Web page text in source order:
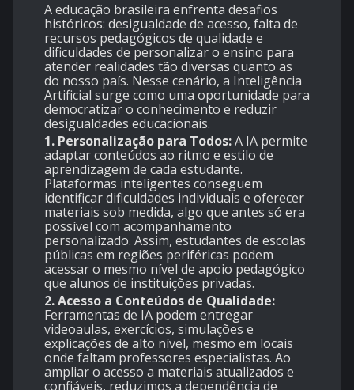
A educação brasileira enfrenta desafios
históricos: desigualdade de acesso, falta de
recursos pedagógicos de qualidade e
dificuldades de personalizar o ensino para
atender realidades tão diversas quanto as
do nosso país. Nesse cenário, a Inteligência
Artificial surge como uma oportunidade para
democratizar o conhecimento e reduzir
desigualdades educacionais.
1. Personalização para Todos:A IA permite
adaptar conteúdos ao ritmo e estilo de
aprendizagem de cada estudante.
Plataformas inteligentes conseguem
identificar dificuldades individuais e oferecer
materiais sob medida, algo que antes só era
possível com acompanhamento
personalizado. Assim, estudantes de escolas
públicas em regiões periféricas podem
acessar o mesmo nível de apoio pedagógico
que alunos de instituições privadas.
2. Acesso a Conteúdos de Qualidade:
Ferramentas de IA podem entregar
videoaulas, exercícios, simulações e
explicações de alto nível, mesmo em locais
onde faltam professores especialistas. Ao
ampliar o acesso a materiais atualizados e
confiáveis, reduzimos a dependência de